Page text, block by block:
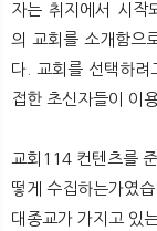
자는 취지에서 시작
의 교회를 소개함으
다. 교회를 선택하
접한 초신자들이 이
교회114 컨텐츠를
떻게 수집하는가였
대종교가 가지고 있